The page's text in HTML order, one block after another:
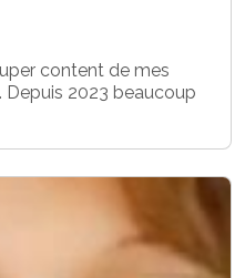
content de mes
2023 beaucoup